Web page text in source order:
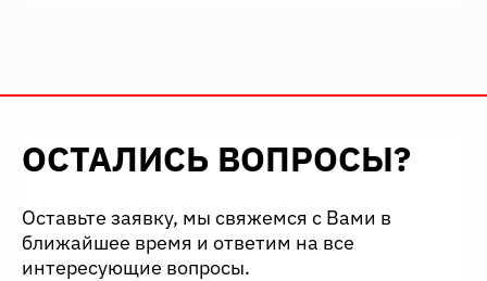
ОСТАЛИСЬ ВОПРОСЫ?
Оставьте заявку, мы свяжемся с Вами в
ближайшее время и ответим на все
интересующие вопросы.